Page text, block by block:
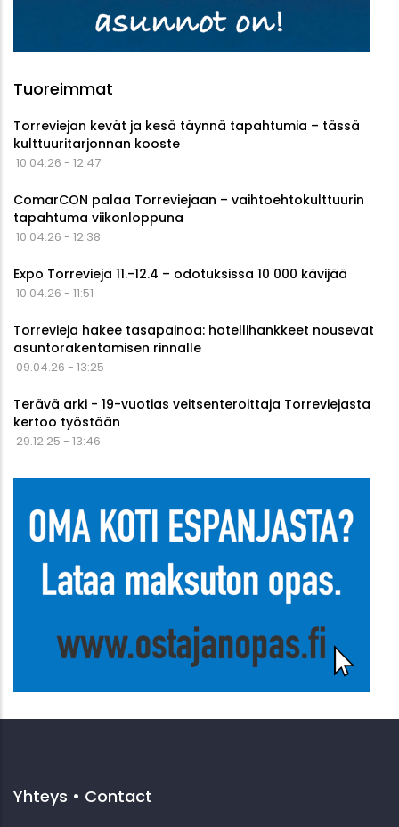
Tuoreimmat
Torreviejan kevät ja kesä täynnä tapahtumia – tässä
kulttuuritarjonnan kooste
10.04.26 - 12:47
ComarCON palaa Torreviejaan – vaihtoehtokulttuurin
tapahtuma viikonloppuna
10.04.26 - 12:38
Expo Torrevieja 11.-12.4 – odotuksissa 10 000 kävijää
10.04.26 - 11:51
Torrevieja hakee tasapainoa: hotellihankkeet nousevat
asuntorakentamisen rinnalle
09.04.26 - 13:25
Terävä arki - 19-vuotias veitsenteroittaja Torreviejasta
kertoo työstään
29.12.25 - 13:46
Yhteys • Contact